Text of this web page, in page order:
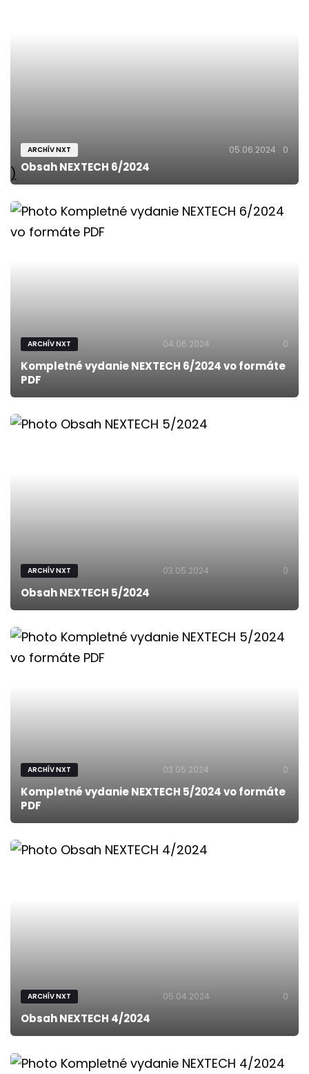
)
ARCHÍV NXT 05.06.2024 0
Obsah NEXTECH 6/2024
ARCHÍV NXT 04.06.2024 0
Kompletné vydanie NEXTECH 6/2024 vo formáte
PDF
ARCHÍV NXT 03.05.2024 0
Obsah NEXTECH 5/2024
ARCHÍV NXT 03.05.2024 0
Kompletné vydanie NEXTECH 5/2024 vo formáte
PDF
ARCHÍV NXT 05.04.2024 0
Obsah NEXTECH 4/2024